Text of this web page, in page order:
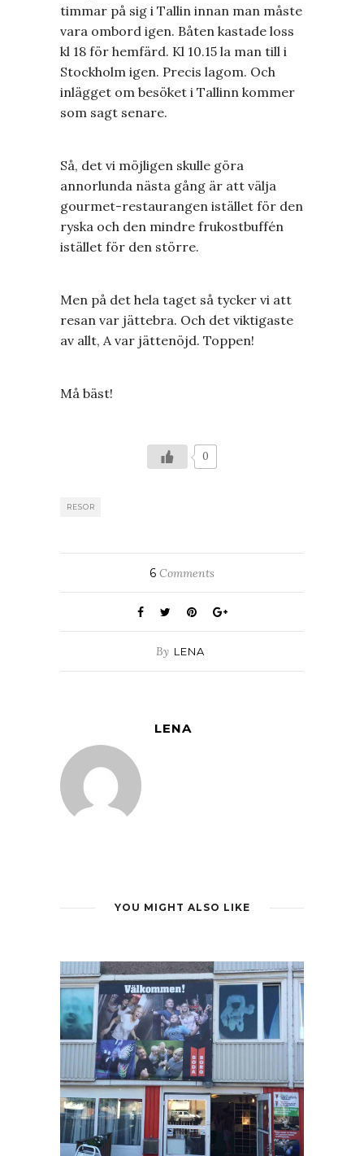
timmar på sig i Tallin innan man måste
vara ombord igen. Båten kastade loss
kl 18 för hemfärd. Kl 10.15 la man till i
Stockholm igen. Precis lagom. Och
inlägget om besöket i Tallinn kommer
som sagt senare.
Så, det vi möjligen skulle göra
annorlunda nästa gång är att välja
gourmet-restaurangen istället för den
ryska och den mindre frukostbuffén
istället för den större.
Men på det hela taget så tycker vi att
resan var jättebra. Och det viktigaste
av allt, A var jättenöjd. Toppen!
Må bäst!
0
RESOR
6 Comments
By LENA
LENA
YOU MIGHT ALSO LIKE